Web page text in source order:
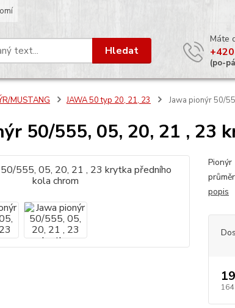
Hledat
Máte
(po-
MUSTANG JAWA 50 typ 20, 21, 23 Jawa pionýr 50/
50/555, 05, 20, 21 , 23
popis
164